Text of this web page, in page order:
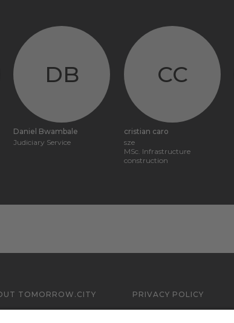
DB
Daniel Bwambale
Judiciary Service
CC
cristian caro
sze
MSc. Infrastructure
construction
TOMORROW.CITY PRIVACY POLICY